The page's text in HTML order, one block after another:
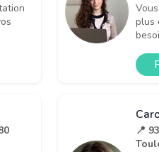
plus
📍